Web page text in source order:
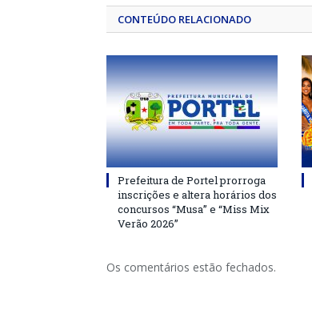
CONTEÚDO RELACIONADO
Prefeitura de Portel prorroga
inscrições e altera horários dos
concursos “Musa” e “Miss Mix
Verão 2026”
Os comentários estão fechados.